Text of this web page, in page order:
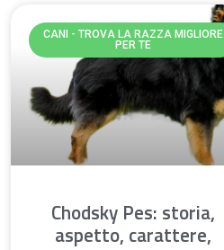
CANI - TROVA LA RAZZA MIGLIORE
PER TE
Chodsky Pes: storia,
aspetto, carattere,